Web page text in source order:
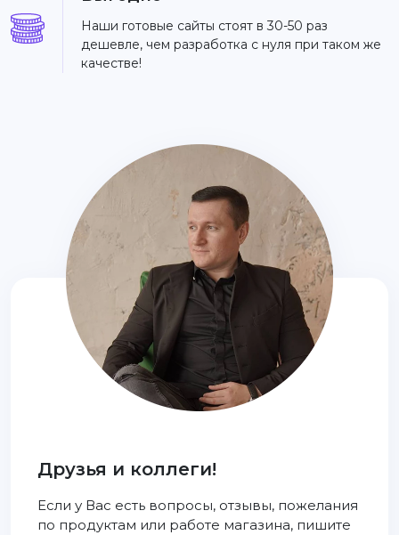
Наши готовые сайты стоят в 30-50 раз
дешевле, чем разработка с нуля при таком же
качестве!
Друзья и коллеги!
Если у Вас есть вопросы, отзывы, пожелания
по продуктам или работе магазина, пишите